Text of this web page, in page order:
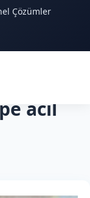
Çözümler
acil